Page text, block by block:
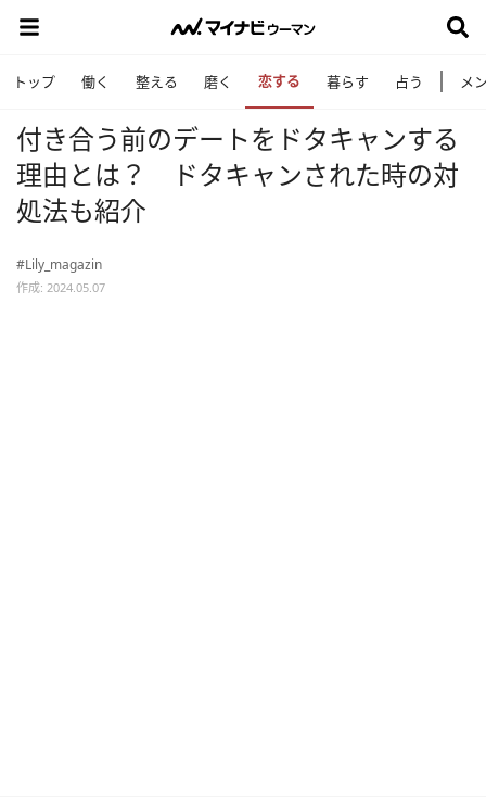
トップ 働く 整える 磨く 恋する 暮らす 占う メ
付き合う前のデートをドタキャンする
理由とは？ ドタキャンされた時の対
処法も紹介
#Lily_magazin
作成: 2024.05.07